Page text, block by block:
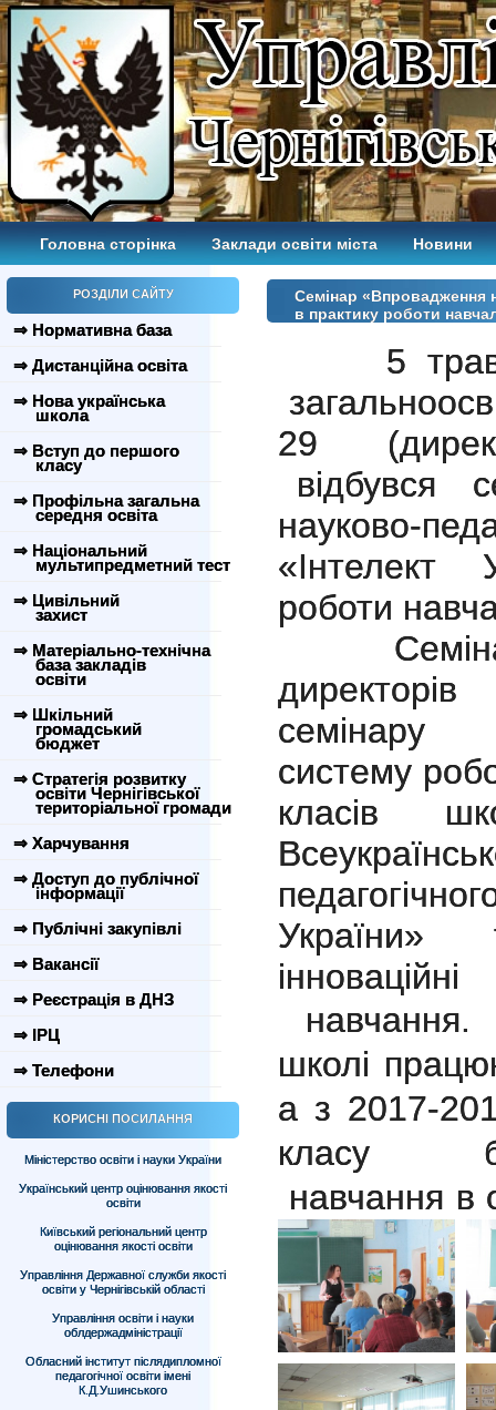
Головна сторінка Заклади освіти міста Новини
РОЗДІЛИ САЙТУ
⇒ Нормативна база
⇒ Дистанційна освіта
⇒ Нова українська
школа
⇒ Вступ до першого
класу
⇒ Профільна загальна
середня освіта
⇒ Національний
мультипредметний тест
⇒ Цивільний
захист
⇒ Матеріально-технічна
база закладів
освіти
⇒ Шкільний
громадський
бюджет
⇒ Стратегія розвитку
освіти Чернігівської
територіальної громади
⇒ Харчування
⇒ Доступ до публічної
інформації
⇒ Публічні закупівлі
⇒ Вакансії
⇒ Реєстрація в ДНЗ
⇒ ІРЦ
⇒ Телефони
КОРИСНІ ПОСИЛАННЯ
Міністерство освіти і науки України
Український центр оцінювання якості
освіти
Київський регіональний центр
оцінювання якості освіти
Управління Державної служби якості
освіти у Чернігівській області
Управління освіти і науки
облдержадміністрації
Обласний інститут післядипломної
педагогічної освіти імені
К.Д.Ушинського
Семінар «Впровадження
в практику роботи
5
загальноосв
29
відбувся
науково-
«Інтелект
роботи
Семінар
семінару
систему
класів
школі
а з 2017-
класу
навчання в